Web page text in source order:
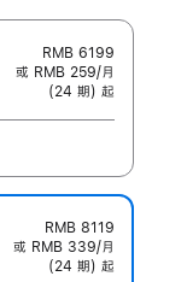
RMB 6199
或 RMB 259/月
(24 期) 起
RMB 8119
或 RMB 339/月
(24 期) 起